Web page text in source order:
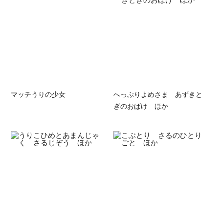
マッチうりの少女
へっぷりよめさま あずきと
ぎのおばけ ほか